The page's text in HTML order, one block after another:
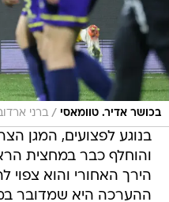
בכושר אדיר. טוומאסי / ברני
בנוגע לפצועים, המגן
והוחלף כבר במחצית
הירך האחורי והוא צפוי
ההערכה היא שמדובר